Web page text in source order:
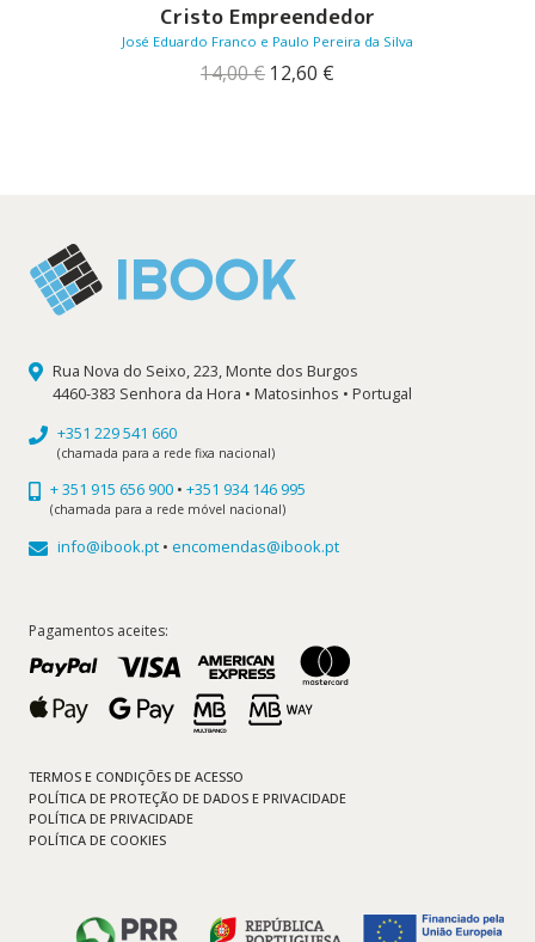
Cristo Empreendedor
José Eduardo Franco e Paulo Pereira da Silva
14,00€ O
12,60 €
Rua Nova do Seixo, 223, Monte dos Burgos
4460-383 Senhora da Hora • Matosinhos • Portugal
+351 229 541 660
(chamada para a rede fixa nacional)
+ 351 915 656 900 • +351 934 146 995
(chamada para a rede móvel nacional)
info@ibook.pt • encomendas@ibook.pt
Pagamentos aceites:
TERMOS E CONDIÇÕES DE ACESSO
POLÍTICA DE PROTEÇÃO DE DADOS E PRIVACIDADE
POLÍTICA DE PRIVACIDADE
POLÍTICA DE COOKIES